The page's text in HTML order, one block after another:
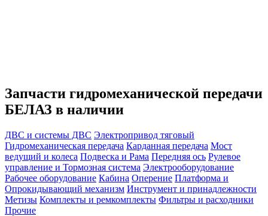
Запчасти гидромеханической передачи
БЕЛАЗ в наличии
ДВС и системы ДВС Электропривод тяговый
Гидромеханическая передача Карданная передача Мост
ведущий и колеса Подвеска и Рама Передняя ось Рулевое
управление и Тормозная система Электрооборудование
Рабочее оборудование Кабина Оперение Платформа и
Опрокидывающий механизм Инструмент и принадлежности
Метизы Комплекты и ремкомплекты Фильтры и расходники
Прочие